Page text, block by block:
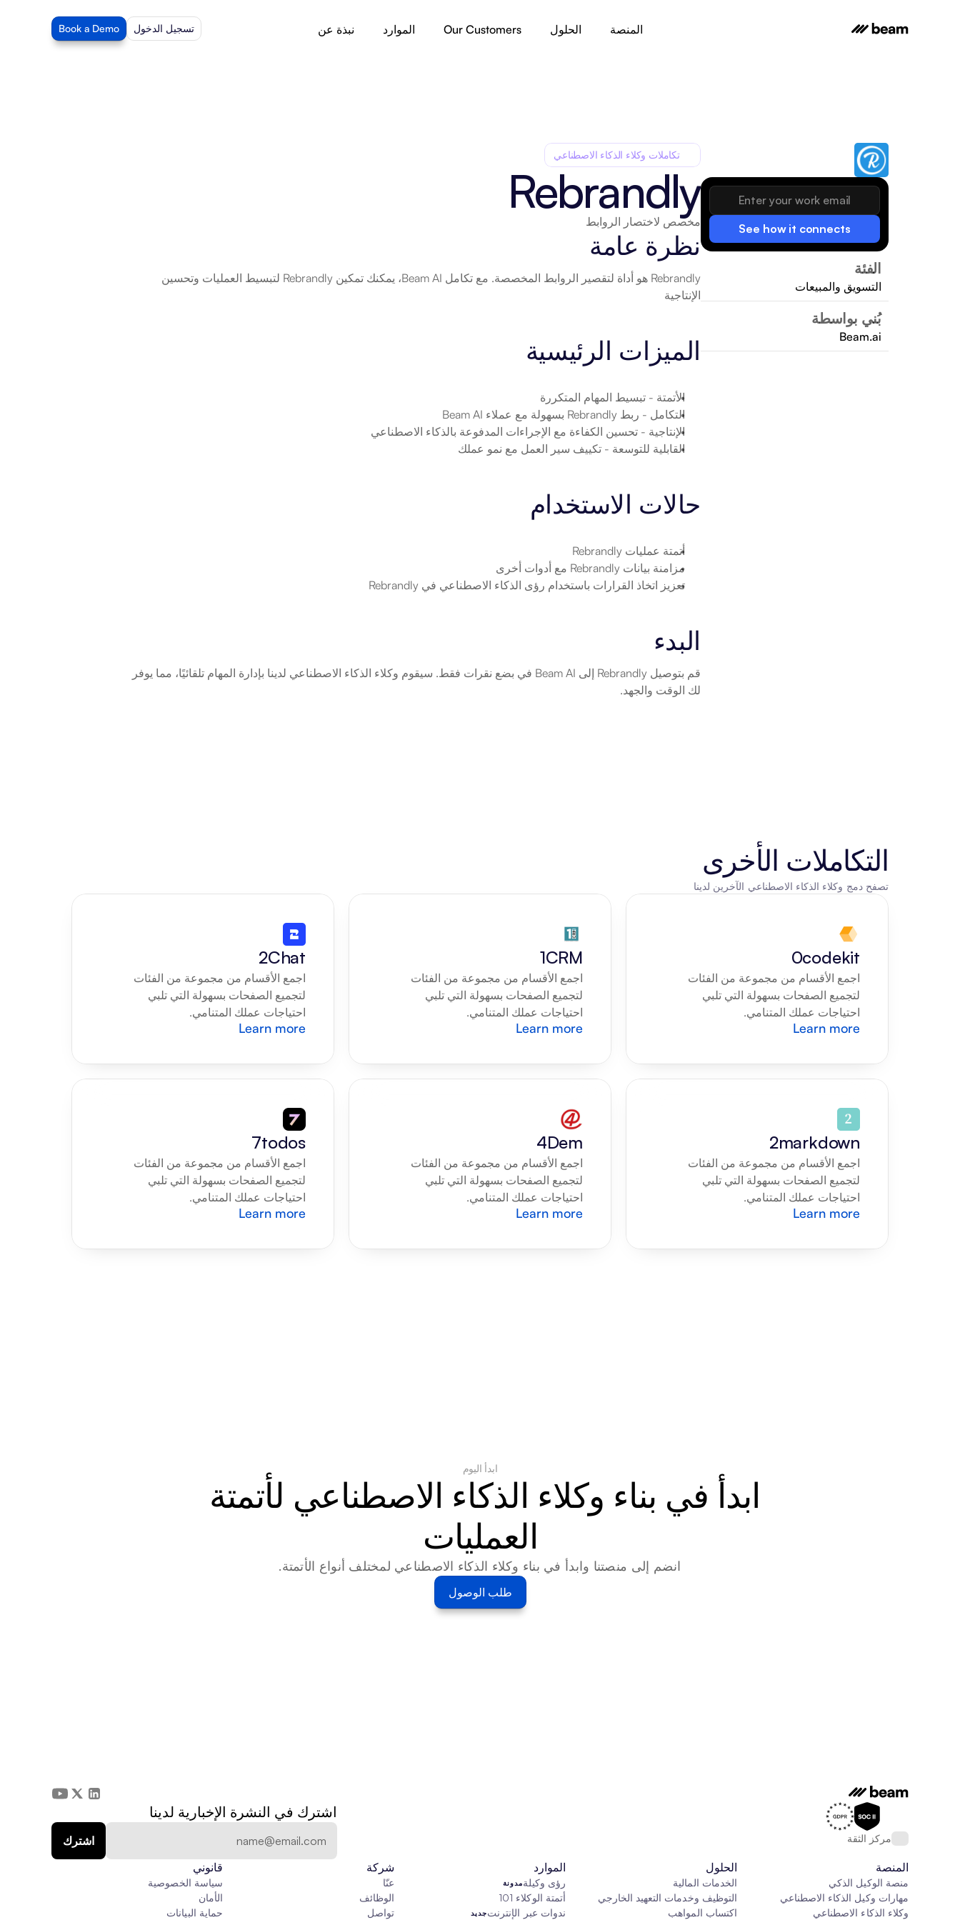
See how it connects
الفئة
التسويق والمبيعات
بُني بواسطة
Beam.ai
تكاملات وكلاء الذكاء الاصطناعي
Rebrandly
مخصص لاختصار الروابط
نظرة عامة
الإنتاجية
الميزات الرئيسية
الأتمتة - تبسيط المهام المتكررة
التكامل - ربط Rebrandly بسهولة مع عملاء Beam AI
الإنتاجية - تحسين الكفاءة مع الإجراءات المدفوعة بالذكاء الاصطناعي
القابلية للتوسعة - تكييف سير العمل مع نمو عملك
حالات الاستخدام
أتمتة عمليات Rebrandly
مزامنة بيانات Rebrandly مع أدوات أخرى
تعزيز اتخاذ القرارات باستخدام رؤى الذكاء الاصطناعي في Rebrandly
البدء
لك الوقت والجهد.
التكاملات الأخرى
تصفح دمج وكلاء الذكاء الاصطناعي الآخرين لدينا
0codekit
احتياجات عملك المتنامي.
Learn more
1CRM
احتياجات عملك المتنامي.
Learn more
2Chat
احتياجات عملك المتنامي.
Learn more
2markdown
احتياجات عملك المتنامي.
Learn more
4Dem
احتياجات عملك المتنامي.
Learn more
7todos
احتياجات عملك المتنامي.
Learn more
ابدأ اليوم
العمليات
انضم إلى منصتنا وابدأ في بناء وكلاء الذكاء الاصطناعي لمختلف أنواع الأتمتة.
طلب الوصول
مركز الثقة
اشترك في النشرة الإخبارية لدينا
المنصة
منصة الوكيل الذكي
مهارات وكيل الذكاء الاصطناعي
وكلاء الذكاء الاصطناعي
الحلول
الخدمات المالية
التوظيف وخدمات التعهيد الخارجي
اكتساب المواهب
الموارد
رؤى وكيلةمدونة
أتمتة الوكلاء 101
ندوات عبر الإنترنتجديد
شركة
عنّا
الوظائف
تواصل
قانوني
سياسة الخصوصية
الأمان
حماية البيانات
المنصة الحلول Our Customers الموارد نبذة عن تسجيل الدخول Book a Demo